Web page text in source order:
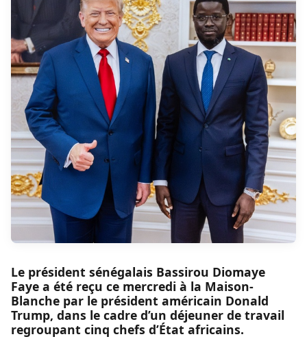
Le président sénégalais Bassirou Diomaye
Faye a été reçu ce mercredi à la Maison-
Blanche par le président américain Donald
Trump, dans le cadre d’un déjeuner de travail
regroupant cinq chefs d’État africains.